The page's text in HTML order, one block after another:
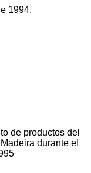
1994.
de productos del
durante el